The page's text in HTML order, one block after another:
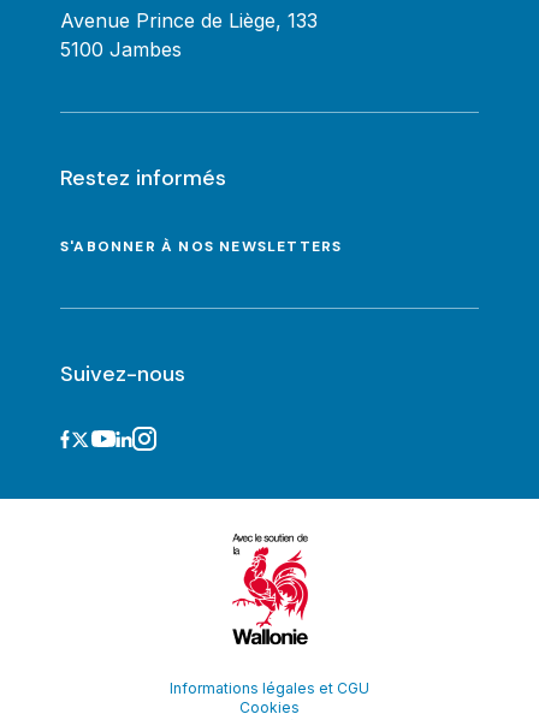
Avenue Prince de Liège, 133
5100 Jambes
Restez informés
S'ABONNER À NOS NEWSLETTERS
Suivez-nous
Informations légales et CGU
Cookies